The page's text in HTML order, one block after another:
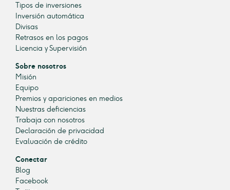
Tipos de inversiones
Inversión automática
Divisas
Retrasos en los pagos
Licencia y Supervisión
Sobre nosotros
Misión
Equipo
Premios y apariciones en medios
Nuestras deficiencias
Trabaja con nosotros
Declaración de privacidad
Evaluación de crédito
Conectar
Blog
Facebook